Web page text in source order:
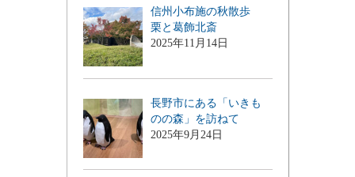
信州小布施の秋散歩
栗と葛飾北斎
2025年11月14日
長野市にある「いきも
のの森」を訪ねて
2025年9月24日